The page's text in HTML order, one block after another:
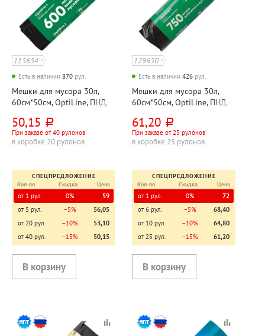
115654
Есть в наличии 870 рул.
Мешки для мусора 30л,
60см*50см, OptiLine, ПНД,
50,15 руб.
При заказе от 40 рулонов
в коробке 20 рулонов
СПЕЦПРЕДЛОЖЕНИЕ
Кол-во
Скидка Цена
от 1 рул. 0%
59
от 5 рул.
−5%
56,05
от 20 рул.
−10%
53,10
от 40 рул.
−15% 50,15
129650
Есть в наличии 426 рул.
Мешки для мусора 30л,
60см*50см, OptiLine, ПНД,
61,20 руб.
При заказе от 25 рулонов
в коробке 25 рулонов
СПЕЦПРЕДЛОЖЕНИЕ
Кол-во
Скидка Цена
от 1 рул. 0%
72
от 6 рул.
−5%
68,40
от 10 рул.
−10%
64,80
от 25 рул.
−15% 61,20